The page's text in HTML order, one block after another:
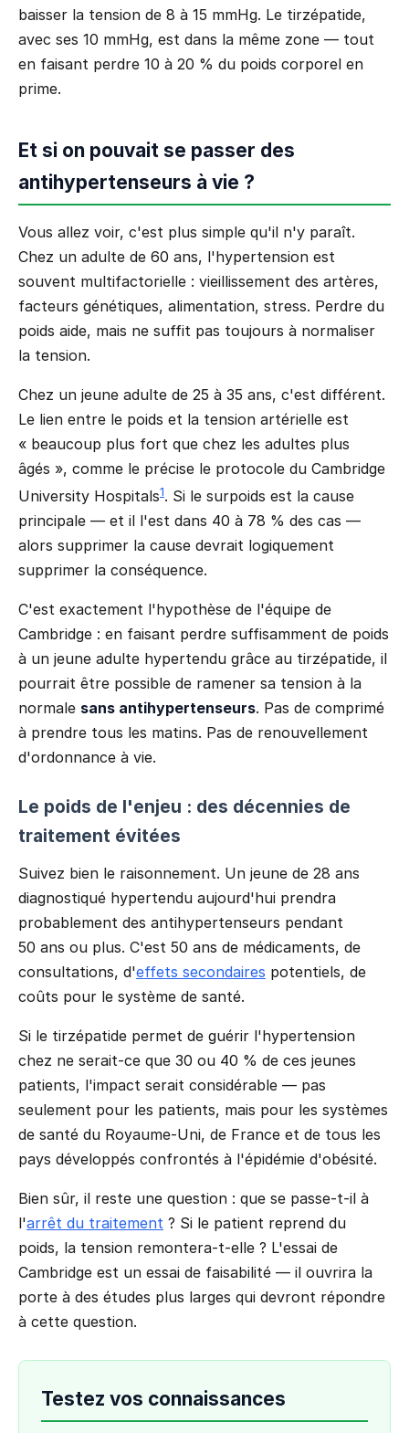
baisser la tension de 8 à 15 mmHg. Le tirzépatide,
avec ses 10 mmHg, est dans la même zone — tout
en faisant perdre 10 à 20 % du poids corporel en
prime.
Et si on pouvait se passer des
antihypertenseurs à vie ?
Vous allez voir, c'est plus simple qu'il n'y paraît.
Chez un adulte de 60 ans, l'hypertension est
souvent multifactorielle : vieillissement des artères,
facteurs génétiques, alimentation, stress. Perdre du
poids aide, mais ne suffit pas toujours à normaliser
la tension.
Chez un jeune adulte de 25 à 35 ans, c'est différent.
Le lien entre le poids et la tension artérielle est
« beaucoup plus fort que chez les adultes plus
âgés », comme le précise le protocole du Cambridge
University Hospitals1. Si le surpoids est la cause
principale — et il l'est dans 40 à 78 % des cas —
alors supprimer la cause devrait logiquement
supprimer la conséquence.
C'est exactement l'hypothèse de l'équipe de
Cambridge : en faisant perdre suffisamment de poids
à un jeune adulte hypertendu grâce au tirzépatide, il
pourrait être possible de ramener sa tension à la
normale sans antihypertenseurs. Pas de comprimé
à prendre tous les matins. Pas de renouvellement
d'ordonnance à vie.
Le poids de l'enjeu : des décennies de
traitement évitées
Suivez bien le raisonnement. Un jeune de 28 ans
diagnostiqué hypertendu aujourd'hui prendra
probablement des antihypertenseurs pendant
50 ans ou plus. C'est 50 ans de médicaments, de
consultations, d'effets secondaires potentiels, de
coûts pour le système de santé.
Si le tirzépatide permet de guérir l'hypertension
chez ne serait-ce que 30 ou 40 % de ces jeunes
patients, l'impact serait considérable — pas
seulement pour les patients, mais pour les systèmes
de santé du Royaume-Uni, de France et de tous les
pays développés confrontés à l'épidémie d'obésité.
Bien sûr, il reste une question : que se passe-t-il à
l'arrêt du traitement ? Si le patient reprend du
poids, la tension remontera-t-elle ? L'essai de
Cambridge est un essai de faisabilité — il ouvrira la
porte à des études plus larges qui devront répondre
à cette question.
Testez vos connaissances